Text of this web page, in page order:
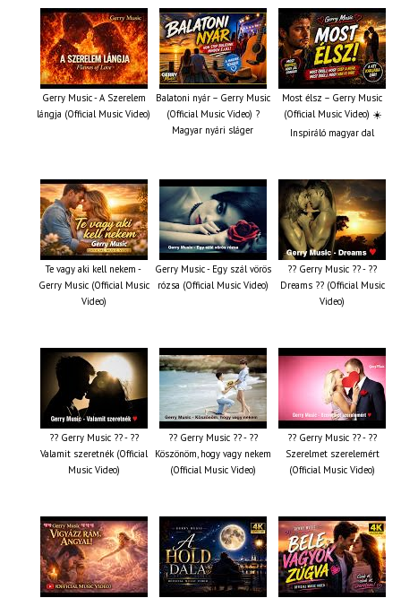
Gerry Music - A Szerelem
lángja (Official Music Video)
Balatoni nyár – Gerry Music
(Official Music Video) ?
Magyar nyári sláger
Most élsz – Gerry Music
(Official Music Video) ☀️
Inspiráló magyar dal
Te vagy aki kell nekem -
Gerry Music (Official Music
Video)
Gerry Music - Egy szál vörös
rózsa (Official Music Video)
?? Gerry Music ?? - ??
Dreams ?? (Official Music
Video)
?? Gerry Music ?? - ??
Valamit szeretnék (Official
Music Video)
?? Gerry Music ?? - ??
Köszönöm, hogy vagy nekem
(Official Music Video)
?? Gerry Music ?? - ??
Szerelmet szerelemért
(Official Music Video)